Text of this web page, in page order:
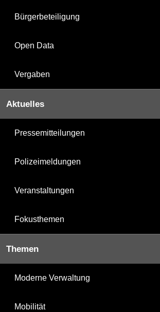
Bürgerbeteiligung
Open Data
Vergaben
Aktuelles
Pressemitteilungen
Polizeimeldungen
Veranstaltungen
Fokusthemen
Themen
Moderne Verwaltung
Mobilität